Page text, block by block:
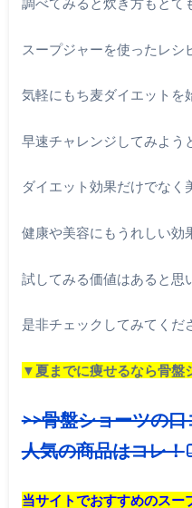
スープジャーを使ったレシ
気軽にもち麦ダイエットを
早速チャレンジしてみよう
ダイエット効果だけでな
健康や美容にもうれしい効
試してみる価値はあると思
是非チェックしてみてくだ
▼夏までに痩せるなら骨盤
>>骨盤ショーツの
人気の商品はコレ！
当サイトでおすすめのスー